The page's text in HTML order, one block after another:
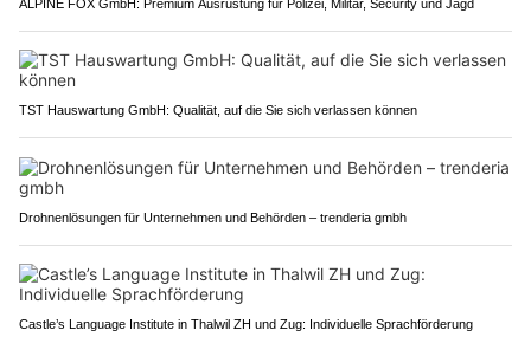
ALPINE FOX GmbH: Premium Ausrüstung für Polizei, Militär, Security und Jagd
TST Hauswartung GmbH: Qualität, auf die Sie sich verlassen können
Drohnenlösungen für Unternehmen und Behörden – trenderia gmbh
Castle’s Language Institute in Thalwil ZH und Zug: Individuelle Sprachförderung